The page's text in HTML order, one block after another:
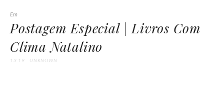
Em
Postagem Especial | Livros Com
Clima Natalino
13:19 UNKNOWN